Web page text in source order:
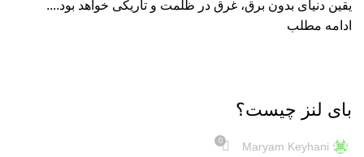
یقین دنیای بدون برق، غرق در ظلمت و تاریکی خواهد بود....
ادامه مطلب
بای لنز چیست؟
Maryam Keyhani
0